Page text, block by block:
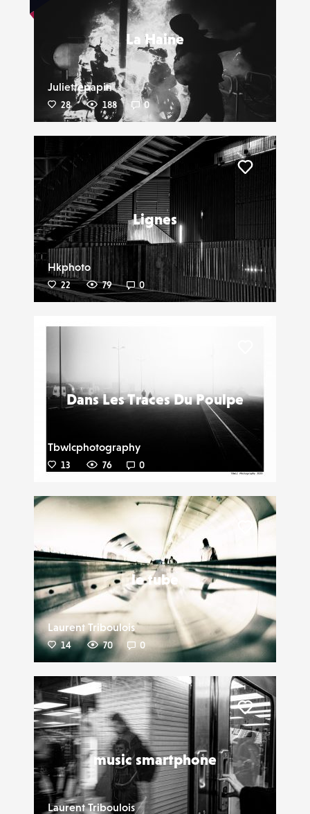
La Haine
Juliettepapin
28 188 0
Lignes
Hkphoto
22 79 0
Dans Les Traces Du Poulpe
Tbwlcphotography
13 76 0
le tube
Laurent Triboulois
14 70 0
music smartphone
Laurent Triboulois
Liker